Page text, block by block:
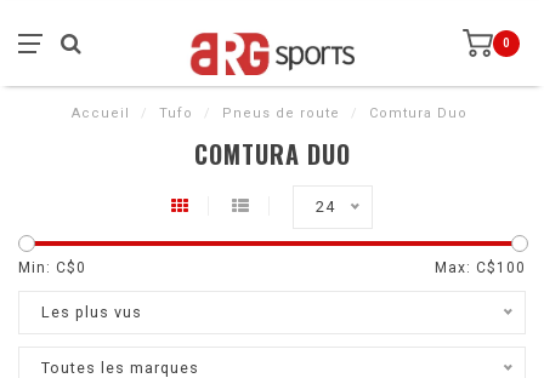
0
Accueil / Tufo / Pneus de route / Comtura Duo
COMTURA DUO
24
Min: C$0 Max: C$ 100
Les plus vus
Toutes les marques